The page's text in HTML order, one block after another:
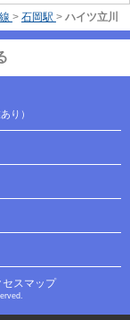
> 石岡駅 > ハイツ立川
り）
セスマップ